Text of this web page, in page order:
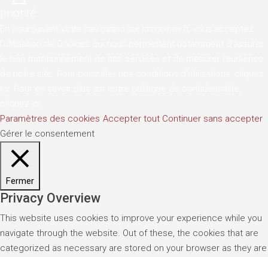
Paramètres des cookies Accepter tout Continuer sans accepter
Gérer le consentement
Fermer
Privacy Overview
This website uses cookies to improve your experience while you
navigate through the website. Out of these, the cookies that are
categorized as necessary are stored on your browser as they are